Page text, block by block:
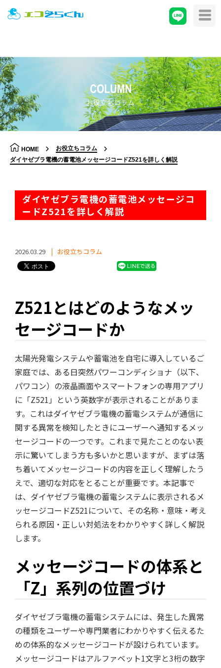
COLUMN
お役立ちコラム
HOME
お役立ちコラム
ダイヤゼブラ電機の蓄電池メッセージコードZ521を詳しく解説
ダイヤゼブラ電機の蓄電池メッセージコ
ードZ521を詳しく解説
2026.03.29 お役立ちコラム
Z521とはどのようなメッ
セージコードか
太陽光発電システムや蓄電池を自宅に導入しているご
家庭では、ある日突然パワーコンディショナ（以下、
パワコン）の液晶画面やスマートフォンの専用アプリ
に「Z521」という英数字が表示されることがありま
す。これはダイヤゼブラ電機の蓄電システムが通信に
関する異常を検知したときにユーザーへ通知するメッ
セージコードの一つです。これまで見たことのない表
示に驚いてしまう方も多いかと思いますが、まずは落
ち着いてメッセージコードの内容を正しく理解したう
えで、適切な対応をとることが重要です。本記事で
は、ダイヤゼブラ電機の蓄電システムに表示されるメ
ッセージコードZ521について、その名称・意味・考え
られる原因・正しい対処法をわかりやすく詳しく解説
します。
メッセージコードの体系と
「Z」系列の位置づけ
ダイヤゼブラ電機の蓄電システムには、発生した異常
の種類をユーザーや専門業者にわかりやすく伝えるた
めの体系的なメッセージコードが設けられています。
メッセージコードはアルファベット1文字と3桁の数字